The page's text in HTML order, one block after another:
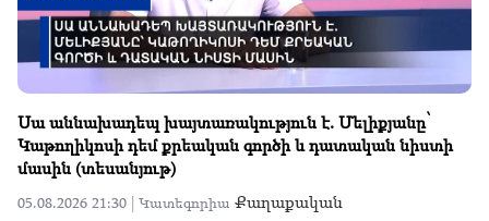
Սա աննախադեպ խայտառակություն է. Մելիքյանը՝
Կաթողիկոսի դեմ քրեական գործի և դատական նիստի
մասին (տեսանյութ)
05.08.2026 21:30 | Կատեգորիա Քաղաքական